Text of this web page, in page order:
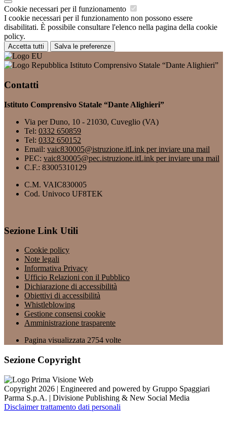
Cookie necessari per il funzionamento
I cookie necessari per il funzionamento non possono essere
disabilitati. È possibile consultare l'elenco nella pagina della cookie
policy.
Accetta tutti Salva le preferenze
Istituto Comprensivo Statale “Dante Alighieri”
Contatti
Istituto Comprensivo Statale “Dante Alighieri”
Via per Duno, 10 - 21030, Cuveglio (VA)
Tel: 0332 650859
Tel: 0332 650152
Email: vaic830005@istruzione.itLink per inviare una mail
PEC: vaic830005@pec.istruzione.itLink per inviare una mail
C.F.: 83005310129
C.M. VAIC830005
Cod. Univoco UF8TEK
Sezione Link Utili
Cookie policy
Note legali
Informativa Privacy
Ufficio Relazioni con il Pubblico
Dichiarazione di accessibilità
Obiettivi di accessibilità
Whistleblowing
Gestione consensi cookie
Amministrazione trasparente
Pagina visualizzata 2754 volte
Sezione Copyright
Copyright 2026 | Engineered and powered by Gruppo Spaggiari
Parma S.p.A. | Divisione Publishing & New Social Media
Disclaimer trattamento dati personali